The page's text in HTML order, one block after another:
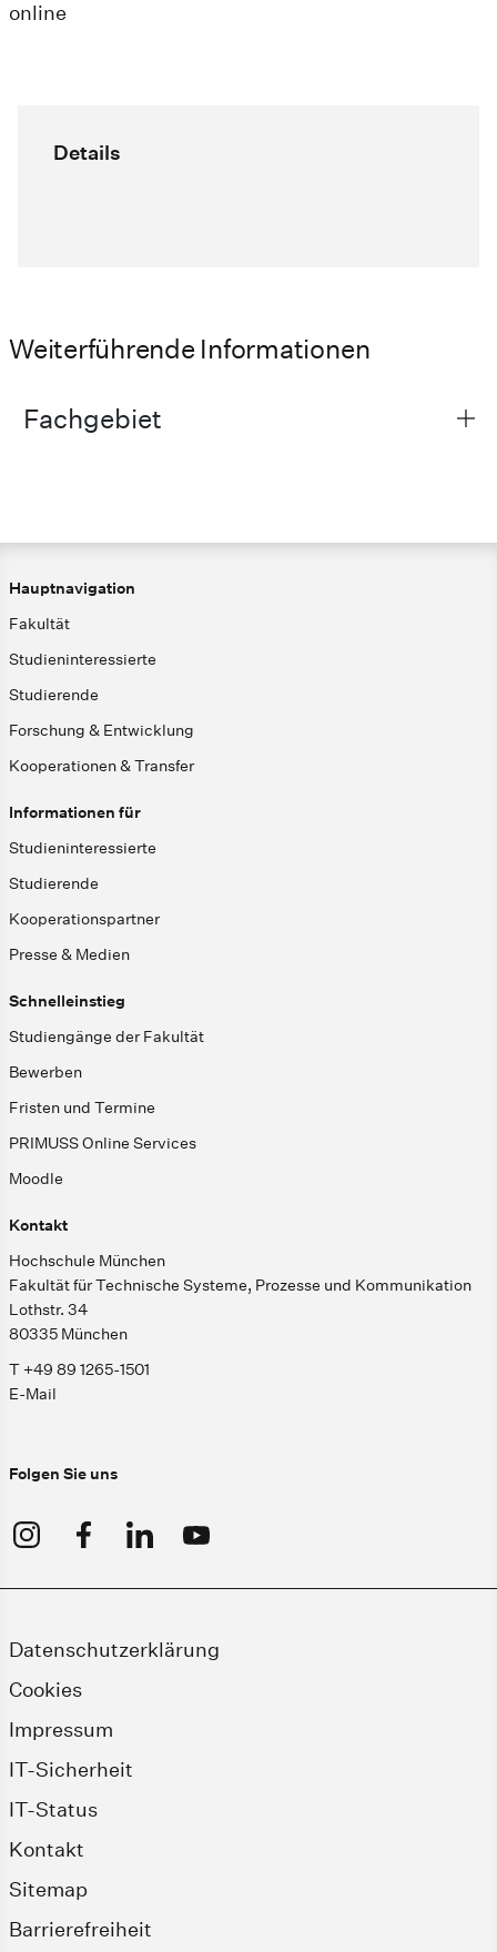
online
Details
Weiterführende Informationen
Fachgebiet
Hauptnavigation
Fakultät
Studieninteressierte
Studierende
Forschung & Entwicklung
Kooperationen & Transfer
Informationen für
Studieninteressierte
Studierende
Kooperationspartner
Presse & Medien
Schnelleinstieg
Studiengänge der Fakultät
Bewerben
Fristen und Termine
PRIMUSS Online Services
Moodle
Kontakt
Hochschule München
Fakultät für Technische Systeme, Prozesse und Kommunikation
Lothstr. 34
80335 München
T +49 89 1265-1501
E-Mail
Folgen Sie uns
Datenschutzerklärung
Cookies
Impressum
IT-Sicherheit
IT-Status
Kontakt
Sitemap
Barrierefreiheit